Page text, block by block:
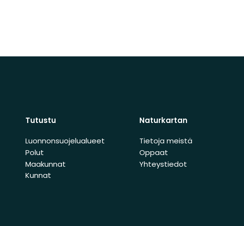
Tutustu
Luonnonsuojelualueet
Polut
Maakunnat
Kunnat
Naturkartan
Tietoja meistä
Oppaat
Yhteystiedot